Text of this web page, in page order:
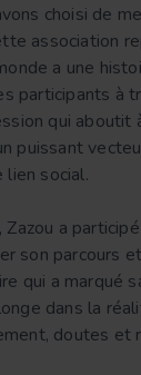
choisi de
association
a une
participants à
qui
puissant
social.
a
son parcours
qui a marqué
dans la
doutes et